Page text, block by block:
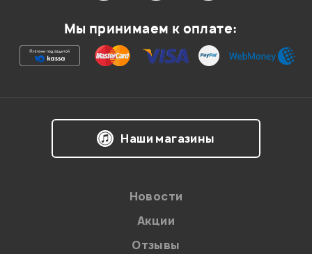
Ваша оценка:
Мы принимаем к оплате:
Наши магазины
Новости
Акции
Отзывы